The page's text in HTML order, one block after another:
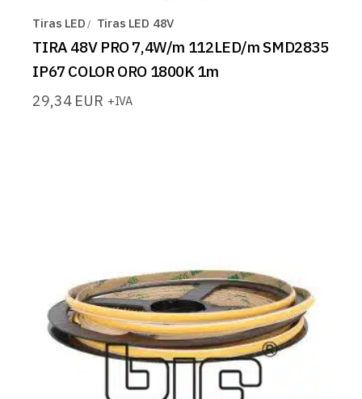
Tiras LED Tiras LED 48V
TIRA 48V PRO 7,4W/m 112LED/m SMD2835
IP67 COLOR ORO 1800K 1m
29,34 EUR +IVA